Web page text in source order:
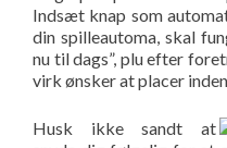
Indsæt knap som
din spilleautoma, skal
nu til dags”, plu efter
virk ønsker at placer
Husk ikke sandt at